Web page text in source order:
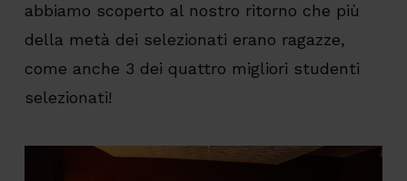
abbiamo scoperto al nostro ritorno che più
della metà dei selezionati erano ragazze,
come anche 3 dei quattro migliori studenti
selezionati!